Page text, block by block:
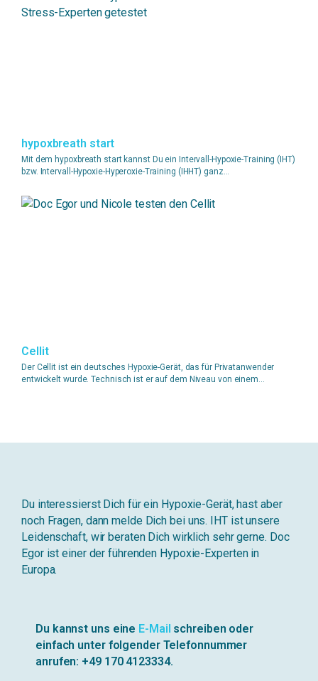
hypoxbreath start
Mit dem hypoxbreath start kannst Du ein Intervall-Hypoxie-Training (IHT)
bzw. Intervall-Hypoxie-Hyperoxie-Training (IHHT) ganz...
Cellit
Der Cellit ist ein deutsches Hypoxie-Gerät, das für Privatanwender
entwickelt wurde. Technisch ist er auf dem Niveau von einem...
Du interessierst Dich für ein Hypoxie-Gerät, hast aber
noch Fragen, dann melde Dich bei uns. IHT ist unsere
Leidenschaft, wir beraten Dich wirklich sehr gerne. Doc
Egor ist einer der führenden Hypoxie-Experten in
Europa.
Du kannst uns eine E-Mail schreiben oder
einfach unter folgender Telefonnummer
anrufen: +49 170 4123334.